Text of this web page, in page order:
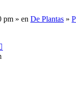
pm » en De Plantas »